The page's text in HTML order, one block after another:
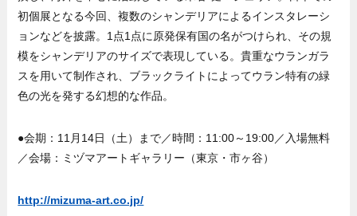
初個展となる今回、複数のシャンデリアによるインスタレーシ
ョンなどを披露。1点1点に原発保有国の名がつけられ、その規
模をシャンデリアのサイズで表現している。貴重なウランガラ
スを用いて制作され、ブラックライトによってウラン特有の緑
色の光を発する幻想的な作品。
●会期：11月14日（土）まで／時間：11:00～19:00／入場無料
／会場：ミヅマアートギャラリー（東京・市ヶ谷）
http://mizuma-art.co.jp/